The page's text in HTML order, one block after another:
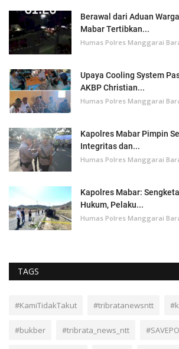
Berawal dari Aduan
Mabar Tertibkan...
Humas Polres Manggarai
Upaya Cooling System
AKBP Christian...
Humas Polres Manggarai
Kapolres Mabar Pimpin
Integritas dan...
Humas Polres Manggarai
Kapolres Mabar:
Hukum, Pelaku...
Humas Polres Manggarai
TAGS
#KamiTidakTakut #tribratanewsntt
#bukber #tribrata_news_ntt